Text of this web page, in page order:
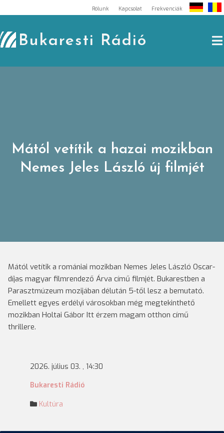
to
content
Rólunk Kapcsolat Frekvenciák
Bukaresti Rádió
Mától vetítik a hazai mozikban
Nemes Jeles László új filmjét
Mától vetítik a romániai mozikban Nemes Jeles László Oscar-
díjas magyar filmrendező Árva című filmjét. Bukarestben a
Parasztmúzeum mozijában délután 5-től lesz a bemutató.
Emellett egyes erdélyi városokban még megtekinthető
mozikban Holtai Gábor Itt érzem magam otthon című
thrillere.
2026. július 03. , 14:30
Bukaresti Rádió
Kultúra